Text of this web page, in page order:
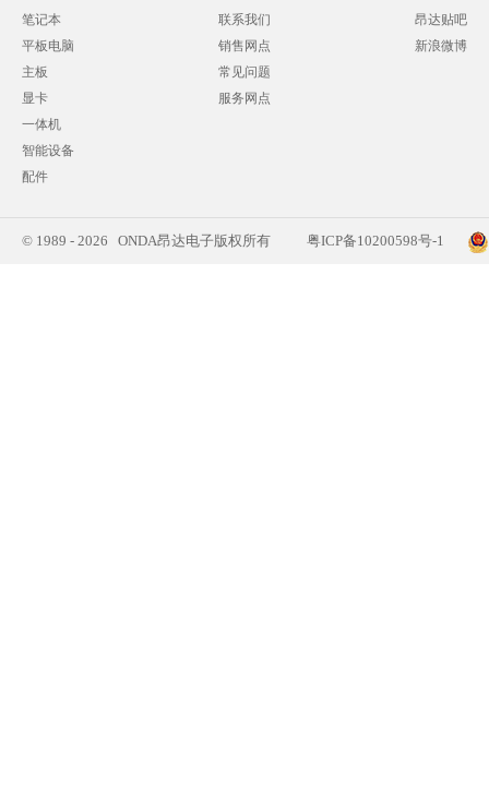
笔记本
平板电脑
主板
显卡
一体机
智能设备
配件
联系我们
销售网点
常见问题
服务网点
昂达贴吧
新浪微博
© 1989 - 2026 ONDA昂达电子版权所有 粤ICP备10200598号-1